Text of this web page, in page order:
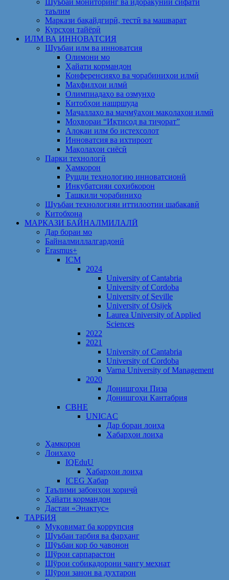
Шуъбаи мониторинг ва идоракунии сифати
таълим
Маркази бақайдгирӣ, тестӣ ва машварат
Курсҳои тайёрӣ
ИЛМ ВА ИННОВАТСИЯ
Шуъбаи илм ва инноватсия
Олимони мо
Ҳайати кормандон
Конференсияҳо ва чорабиниҳои илмӣ
Маҳфилҳои илмӣ
Олимпиадаҳо ва озмунҳо
Китобҳои нашршуда
Маҷаллаҳо ва маҷмӯаҳои мақолаҳои илмӣ
Моҳвораи “Иқтисод ва тиҷорат”
Алоқаи илм бо истеҳсолот
Инноватсия ва ихтироот
Мақолаҳои сиёсӣ
Парки технологӣ
Ҳамкорон
Рушди технологию инноватсионӣ
Инкубатсияи соҳибкорон
Ташкили чорабиниҳо
Шуъбаи технологияи иттилоотии шабакавӣ
Китобхона
МАРКАЗИ БАЙНАЛМИЛАЛӢ
Дар бораи мо
Байналмиллалгардонӣ
Erasmus+
ICM
2024
University of Cantabria
University of Cordoba
University of Seville
University of Osijek
Laurea University of Applied
Sciences
2022
2021
University of Cantabria
University of Cordoba
Varna University of Management
2020
Донишгоҳи Пиза
Донишгоҳи Кантабрия
CBHE
UNICAC
Дар бораи лоиҳа
Хабарҳои лоиҳа
Ҳамкорон
Лоихаҳо
IQEduU
Хабарҳои лоиҳа
ICEG Хабар
Таълими забонҳои хориҷӣ
Ҳайати кормандон
Дастаи «Энактус»
ТАРБИЯ
Муқовимат ба коррупсия
Шуъбаи тарбия ва фарҳанг
Шӯъбаи кор бо ҷавонон
Шўрои сарпарастон
Шўрои собиқадорони ҷангу меҳнат
Шӯрои занон ва духтарон